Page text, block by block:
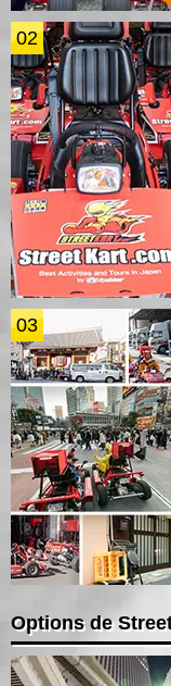
02
03
Options de